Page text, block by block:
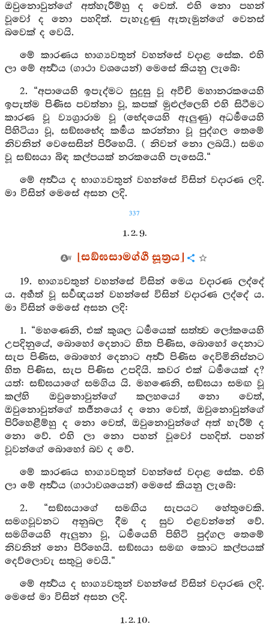
ඔවුනොවුන්ගේ අත්හැරීම්හු ද වෙත්. එහි නො පහන්
වූවෝ ද නො පහදිත්. පැහැදුණු ඇතැමුන්ගේ වෙනස්
බවෙක් ද වෙයි.
මේ කාරණය භාග්‍යවතුන් වහන්සේ වදාළ සේක. එහි
ලා මේ අර්‍ත්‍ථය (ගාථා වශයෙන්) මෙසේ කියනු ලැබේ:
2. “අපායෙහි ඉපැද්මට සුදුසු වූ අවීචි මහානරකයෙහි
ඉපැත්ම පිණිස පවත්නා වූ, කපක් මුළුල්ලෙහි එහි සිටීමට
කාරණ වූ ව්‍යග්‍රාරාම වූ (භේදයෙහි ඇලුණු) අධර්‍මයෙහි
පිහිටියා වූ, සඞ්ඝභේද කර්‍මය කරන්නා වූ පුද්ගල තෙමේ
නිවනින් වෙසෙසින් පිරිහෙයි. ( නිවන් නො ලබයි.) සමග
වූ සඞ්ඝයා බිඳ කල්පයක් නරකයෙහි පැසෙයි.“
මේ අර්‍ත්‍ථය ද භාග්‍යවතුන් වහන්සේ විසින් වදාරණ ලදි.
මා විසින් මෙසේ අසන ලදි.
337
1. 2. 9.
[සඞ්ඝසාමග්ගී සූත්‍රය]
19. භාග්‍යවතුන් වහන්සේ විසින් මෙය වදාරණ ලද්දේ
ය. අර්‍හත් වූ සර්‍වඥයන් වහන්සේ විසින් වදාරණ ලද්දේ ය.
මා විසින් මෙසේ අසන ලදි:
1. “මහණෙනි, එක් කුශල ධර්‍මයෙක් සත්ත්‍ව ලෝකයෙහි
උපදිනුයේ, බොහෝ දෙනාට හිත පිණිස, බොහෝ දෙනාට
සැප පිණිස, බොහෝ දෙනාට අර්‍ත්‍ථ පිණිස දෙවිමිනිස්නට
හිත පිණිස, සැප පිණිස උපදියි. කවර එක් ධර්‍මයෙක් ද?
යත්: සඞ්ඝයාගේ සමගිය යි. මහණෙනි, සඞ්ඝයා සමඟ වූ
කල්හි ඔවුනොවුන්ගේ කලහයෝ නො වෙත්,
ඔවුනොවුන්ගේ තර්‍ජනයෝ ද නො වෙත්, ඔවුනොවුන්ගේ
පිරිහෙළීම්හු ද නො වෙත්, ඔවුනොවුන්ගේ අත් හැරීම් ද
නො වේ. එහි ලා නො පහන් වූවෝ පහදිත්. පහන්
වූවන්ගේ බොහෝ බව ද වේ.
මේ කාරණය භාග්‍යවතුන් වහන්සේ වදාළ සේක. එහි
ලා මේ අර්‍ත්‍ථය (ගාථාවශයෙන්) මෙසේ කියනු ලැබේ:
2. “සඞ්ඝයාගේ සමඟිය සැපයට හේතුවෙකි.
සමගවූවනට අනුබල දීම ද සුව එළවන්නේ වේ.
සමගියෙහි ඇලුනා වූ, ධර්‍මයෙහි පිහිටි පුද්ගල තෙමේ
නිවනින් නො පිරිහෙයි. සඞ්ඝයා සමඟ කොට කල්පයක්
දෙව්ලොවැ සතුටු වෙයි.“
මේ අර්‍ත්‍ථය ද භාග්‍යවතුන් වහන්සේ විසින් වදාරණ ලදි.
මෙසේ මා විසින් අසන ලදි.
1. 2. 10.